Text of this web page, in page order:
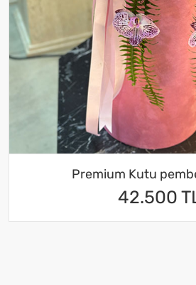
Premium Kutu
42.500